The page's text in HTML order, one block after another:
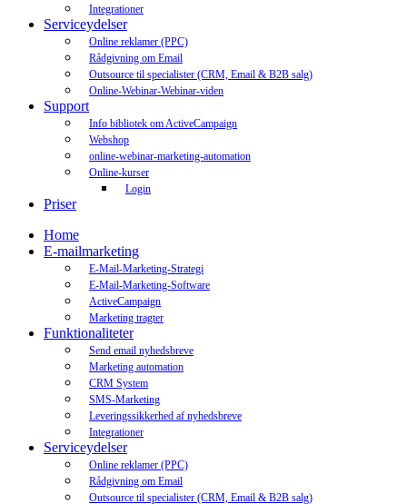
Integrationer
Serviceydelser
Online reklamer (PPC)
Rådgivning om Email
Outsource til specialister (CRM, Email & B2B salg)
Online-Webinar-Webinar-viden
Support
Info bibliotek om ActiveCampaign
Webshop
online-webinar-marketing-automation
Online-kurser
Login
Priser
Home
E-mailmarketing
E-Mail-Marketing-Strategi
E-Mail-Marketing-Software
ActiveCampaign
Marketing tragter
Funktionaliteter
Send email nyhedsbreve
Marketing automation
CRM System
SMS-Marketing
Leveringssikkerhed af nyhedsbreve
Integrationer
Serviceydelser
Online reklamer (PPC)
Rådgivning om Email
Outsource til specialister (CRM, Email & B2B salg)